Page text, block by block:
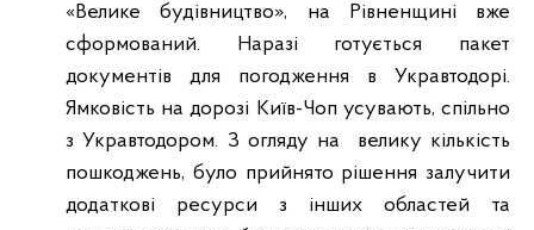
«Велике будівництво», на Рівненщині вже
сформований. Наразі готується пакет
документів для погодження в Укравтодорі.
Ямковість на дорозі Київ-Чоп усувають, спільно
з Укравтодором. З огляду на велику кількість
пошкоджень, було прийнято рішення залучити
додаткові ресурси з інших областей та